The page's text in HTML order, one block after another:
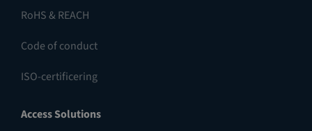
RoHS & REACH
Code of conduct
ISO-certificering
Access Solutions